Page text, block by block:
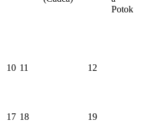
Potok
10 11 12
17 18 19